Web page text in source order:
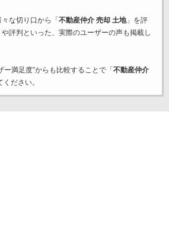
な切り口から「 不動産仲介 売却 土地」を評
評判といった、実際のユーザーの声も掲載し
ー満足度”からも比較することで「 不動産仲介
ださい。